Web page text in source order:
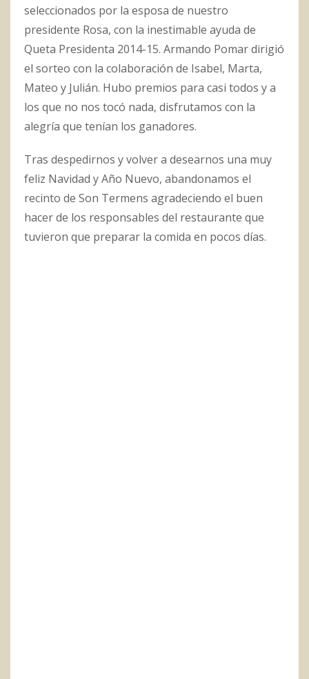
seleccionados por la esposa de nuestro
presidente Rosa, con la inestimable ayuda de
Queta Presidenta 2014-15. Armando Pomar dirigió
el sorteo con la colaboración de Isabel, Marta,
Mateo y Julián. Hubo premios para casi todos y a
los que no nos tocó nada, disfrutamos con la
alegría que tenían los ganadores.
Tras despedirnos y volver a desearnos una muy
feliz Navidad y Año Nuevo, abandonamos el
recinto de Son Termens agradeciendo el buen
hacer de los responsables del restaurante que
tuvieron que preparar la comida en pocos días.